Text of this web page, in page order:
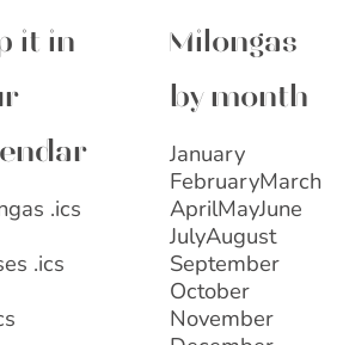
it in
.ics
.ics
Milongas
by month
January
FebruaryMarch
AprilMayJune
JulyAugust
September
October
November